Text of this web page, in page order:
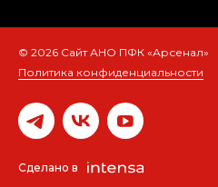
© 2026 Сайт АНО ПФК «Арсенал»
Политика конфиденциальности
Сделано в